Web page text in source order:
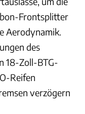
Frontsplitter
Aerodynamik.
des
18-Zoll-BTG-
Reifen
verzögern